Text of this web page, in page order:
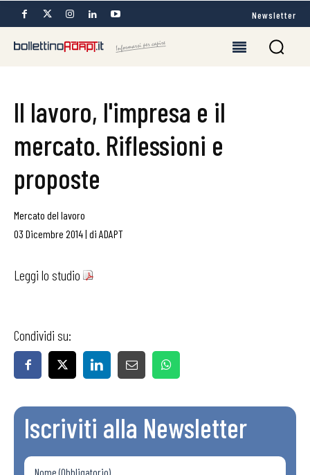
Newsletter
Il lavoro, l'impresa e il
mercato. Riflessioni e
proposte
Mercato del lavoro
03 Dicembre 2014| di ADAPT
Leggi lo studio
Condividi su:
Iscriviti alla Newsletter